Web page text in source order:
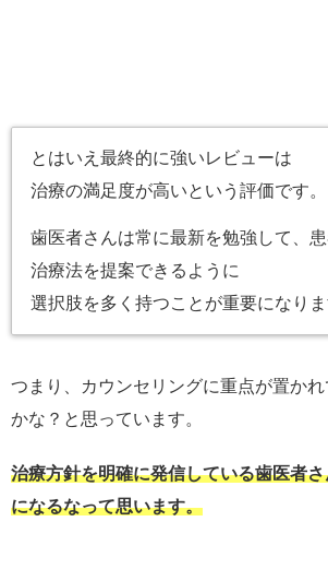
とはいえ最終的に強いレビューは
治療の満足度が高いという評価です。
歯医者さんは常に最新を勉強して、
治療法を提案できるように
選択肢を多く持つことが重要になりま
つまり、カウンセリングに重点が置か
かな？と思っています。
治療方針を明確に発信している歯医者
になるなって思います。